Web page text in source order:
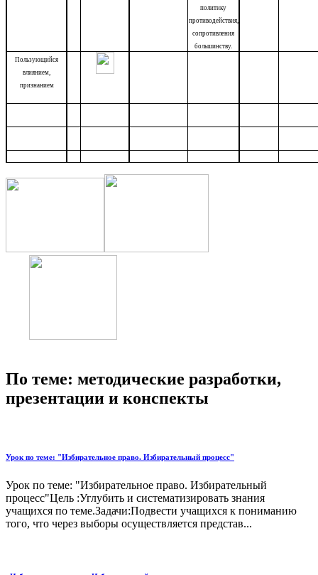
политику
противодействия,
сопротивления
большинству.
Пользующийся
влиянием,
признанием
По теме: методические разработки,
презентации и конспекты
Урок по теме: "Избирательное право. Избирательный процесс"
Урок по теме: "Избирательное право. Избирательный
процесс"Цель :Углубить и систематизировать знания
учащихся по теме.Задачи:Подвести учащихся к пониманию
того, что через выборы осуществляется представ...